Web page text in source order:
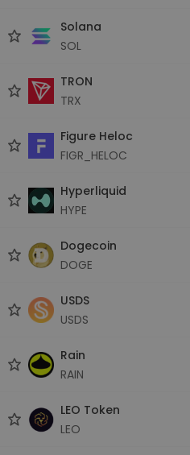
Solana
SOL
TRON
TRX
Figure Heloc
FIGR_HELOC
Hyperliquid
HYPE
Dogecoin
DOGE
USDS
USDS
Rain
RAIN
LEO Token
LEO